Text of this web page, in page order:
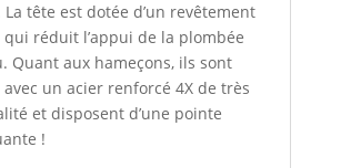
tête est dotée d’un revêtement
réduit l’appui de la plombée
Quant aux hameçons, ils sont
un acier renforcé 4X de très
et disposent d’une pointe
!